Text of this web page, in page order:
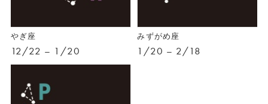
やぎ座
12/22 – 1/20
みずがめ座
1/20 – 2/18